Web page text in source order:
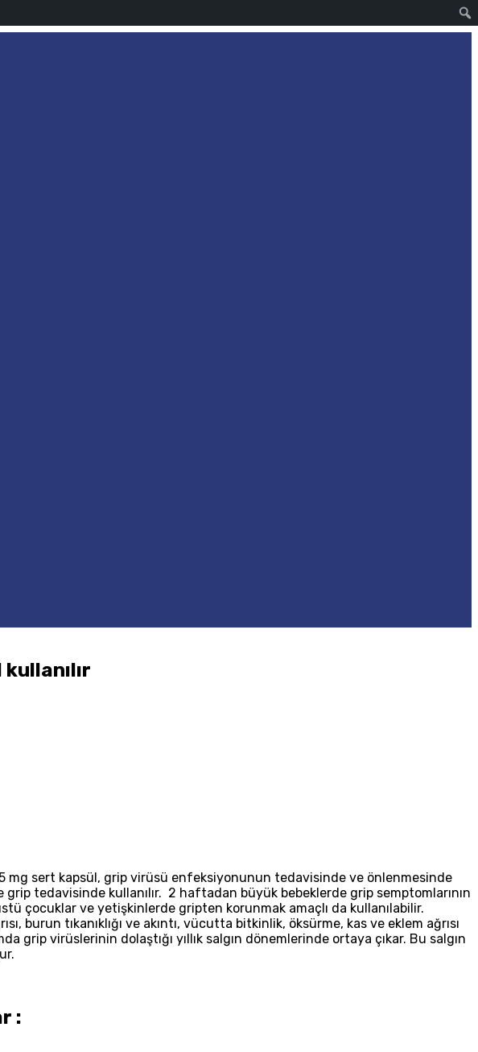
mg sert kapsül, grip virüsü enfeksiyonunun tedavisinde ve önlenmesinde
grip tedavisinde kullanılır. 2 haftadan büyük bebeklerde grip semptomlarının
çocuklar ve yetişkinlerde gripten korunmak amaçlı da kullanılabilir.
burun tıkanıklığı ve akıntı, vücutta bitkinlik, öksürme, kas ve eklem ağrısı
grip virüslerinin dolaştığı yıllık salgın dönemlerinde ortaya çıkar. Bu salgın
: